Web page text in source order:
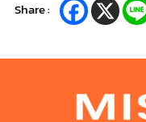
Share :